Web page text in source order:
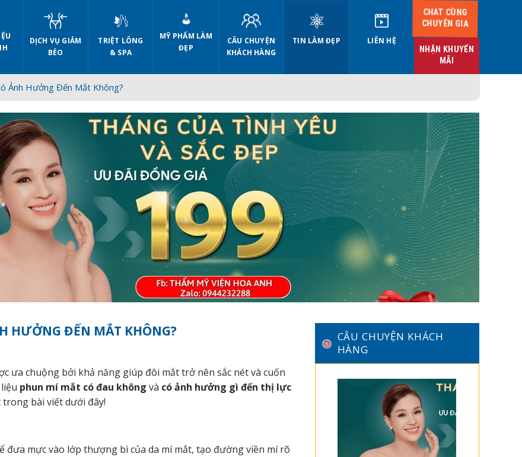
DỊCH VỤ GIẢM
BÉO
TRIỆT LÔNG
& SPA
MỸ PHẨM LÀM
ĐẸP
CÂU CHUYỆN
KHÁCH HÀNG
TIN LÀM ĐẸP LIÊN HỆ
CHAT CÙNG
CHUYÊN GIA
NHẬN KHUYẾN
MÃI
Ảnh Hưởng Đến Mắt Không?
HƯỞNG ĐẾN MẮT KHÔNG?
ưa chuộng bởi khả năng giúp đôi mắt trở nên sắc nét và cuốn
phun mí mắt có đau không và có ảnh hưởng gì đến thị lực
bài viết dưới đây!
đưa mực vào lớp thượng bì của da mí mắt, tạo đường viền mí rõ
CÂU CHUYỆN KHÁCH
HÀNG